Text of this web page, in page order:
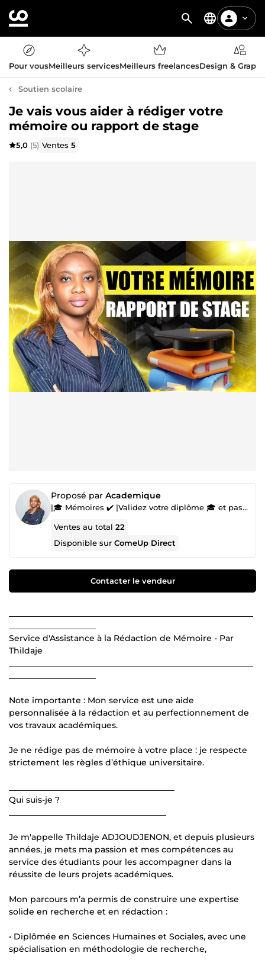
Pour vousMeilleurs servicesMeilleurs freelancesDesign &
Soutien scolaire
Je vais vous aider à rédiger votre
mémoire ou rapport de stage
5,0 (5) Ventes5
Proposé par Academique
|🎓 Mémoires ✔️ |Validez votre diplôme 🎓 et passez à la prochaine étape ✔️ |
Ventes au total22
Disponible surComeUp Direct
Contacter le vendeur
Service d'Assistance à la Rédaction de Mémoire - Par
Thildaje
Note importante : Mon service est une aide
personnalisée à la rédaction et au perfectionnement de
vos travaux académiques.
Je ne rédige pas de mémoire à votre place : je respecte
strictement les règles d’éthique universitaire.
Qui suis-je ?
Je m'appelle Thildaje ADJOUDJENON, et depuis plusieurs
années, je mets ma passion et mes compétences au
service des étudiants pour les accompagner dans la
réussite de leurs projets académiques.
Mon parcours m’a permis de construire une expertise
solide en recherche et en rédaction :
• Diplômée en Sciences Humaines et Sociales, avec une
spécialisation en méthodologie de recherche,